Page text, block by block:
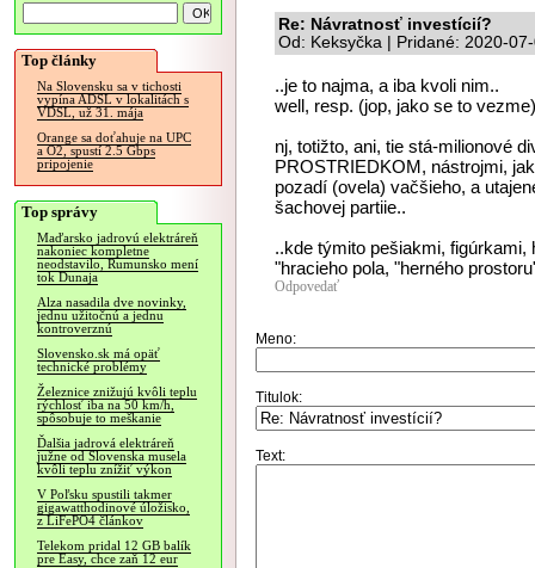
Top články
Na Slovensku sa v tichosti
vypína ADSL v lokalitách s
VDSL, už 31. mája
Orange sa doťahuje na UPC
a O2, spustí 2.5 Gbps
pripojenie
Top správy
Maďarsko jadrovú elektráreň
nakoniec kompletne
neodstavilo, Rumunsko mení
tok Dunaja
Alza nasadila dve novinky,
jednu užitočnú a jednu
kontroverznú
Slovensko.sk má opäť
technické problémy
Železnice znižujú kvôli teplu
rýchlosť iba na 50 km/h,
spôsobuje to meškanie
Ďalšia jadrová elektráreň
južne od Slovenska musela
kvôli teplu znížiť výkon
V Poľsku spustili takmer
gigawatthodinové úložisko,
z LiFePO4 článkov
Telekom pridal 12 GB balík
pre Easy, chce zaň 12 eur
Re: Návratnosť investícií?
Od: Keksyčka | Pridané: 2020-
..je to najma, a iba kvoli nim..
well, resp. (jop, jako se to vezme)
nj, totižto, ani, tie stá-milionové
PROSTRIEDKOM, nástrojmi,
pozadí (ovela) vačšieho, a
šachovej partiie..
..kde týmito pešiakmi,
"hracieho pola, "herného
Odpovedať
Meno:
Titulok:
Text: